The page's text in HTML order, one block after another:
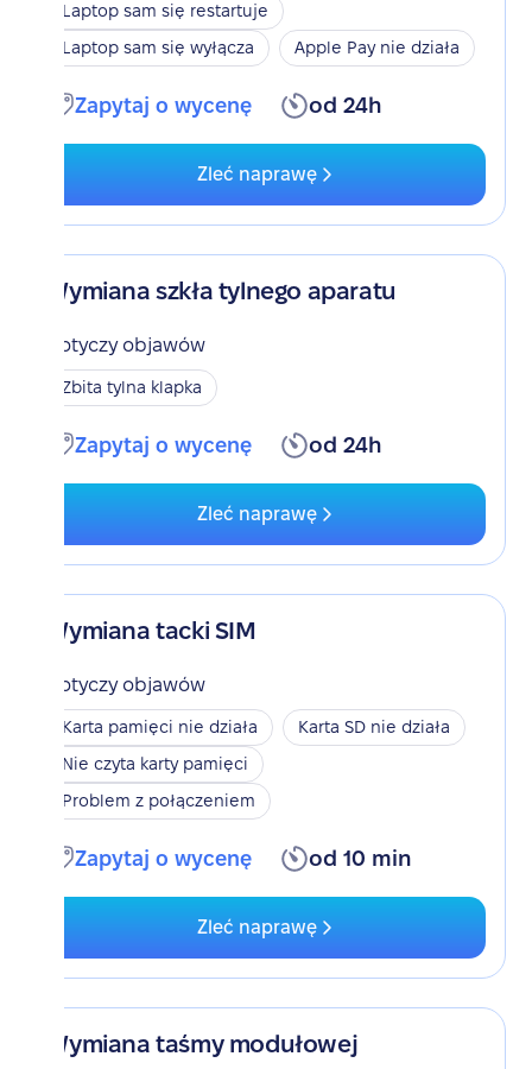
Laptop sam się restartuje
Laptop sam się wyłącza
Apple Pay nie działa
Zapytaj o wycenę od 24h
Zleć naprawę
Wymiana szkła tylnego aparatu
Dotyczy objawów
Zbita tylna klapka
Zapytaj o wycenę od 24h
Zleć naprawę
Wymiana tacki SIM
Dotyczy objawów
Karta pamięci nie działa
Karta SD nie działa
Nie czyta karty pamięci
Problem z połączeniem
Zapytaj o wycenę od 10 min
Zleć naprawę
Wymiana taśmy modułowej